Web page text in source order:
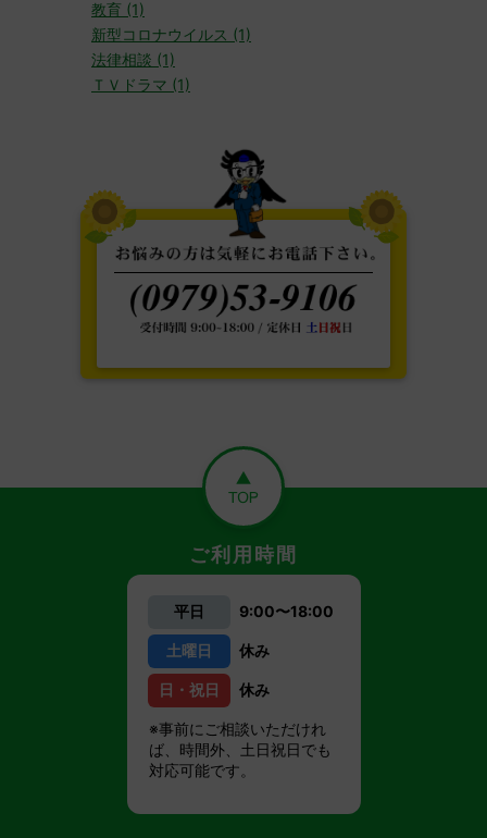
教育 (1)
新型コロナウイルス (1)
法律相談 (1)
ＴＶドラマ (1)
ご利用時間
平日 9:00〜18:00
土曜日 休み
日・祝日 休み
※事前にご相談いただけれ
ば、時間外、土日祝日でも
対応可能です。